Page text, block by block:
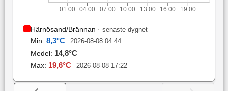
01:00 04:00 07:00 10:00 13:00 16:00 19:00
Härnösand/Brännan · senaste dygnet
Min: 8,3°C 2026-08-08 04:44
Medel: 14,8°C
Max: 19,6°C 2026-08-08 17:22